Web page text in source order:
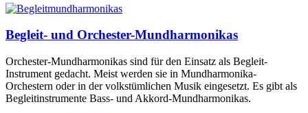
Begleit- und Orchester-Mundharmonikas
Orchester-Mundharmonikas sind für den Einsatz als Begleit-
Instrument gedacht. Meist werden sie in Mundharmonika-
Orchestern oder in der volkstümlichen Musik eingesetzt. Es gibt als
Begleit­instrumente Bass- und Akkord-Mund­har­monikas.